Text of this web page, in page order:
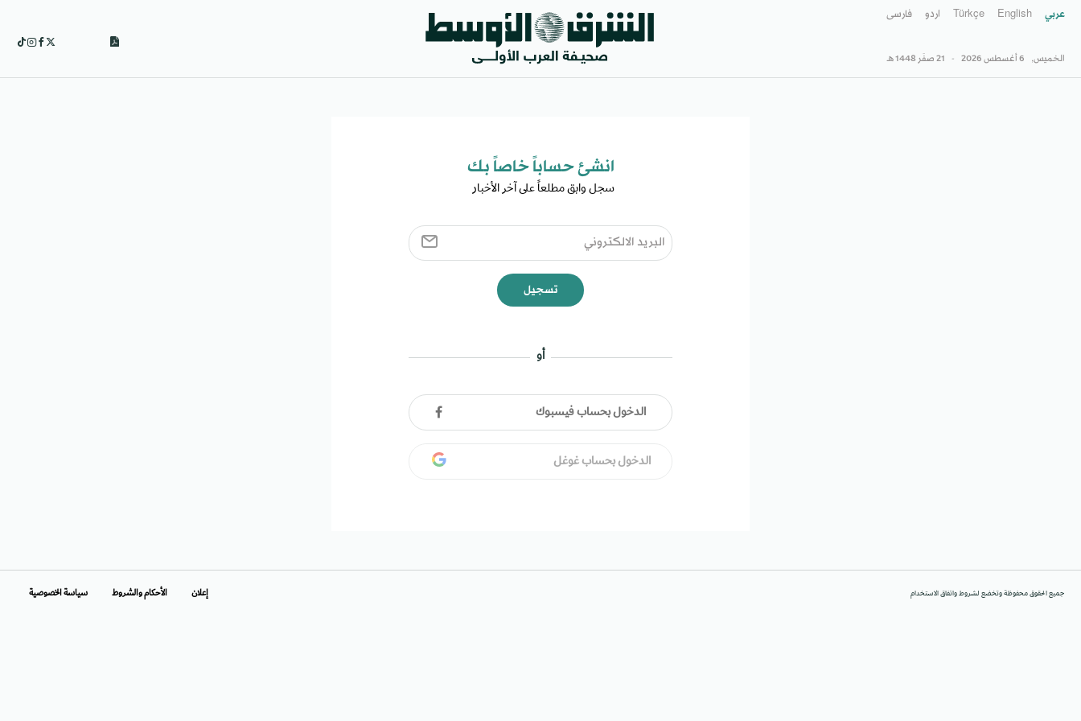
عربي English
Türkçe اردو فارسى
الخميس, 6 أغسطس 2026 - 21 صفَر 1448 هـ
انشئ حساباً خاصاً بك​
سجل وابق مطلعاً على آخر الأخبار ​
تسجيل
أو
الدخول بحساب فيسبوك
الدخول بحساب غوغل
جميع الحقوق محفوظة وتخضع لشروط واتفاق الاستخدام إعلان الأحكام والشروط سياسة الخصوصية